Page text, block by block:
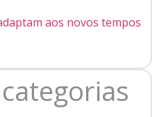
aos novos tempos